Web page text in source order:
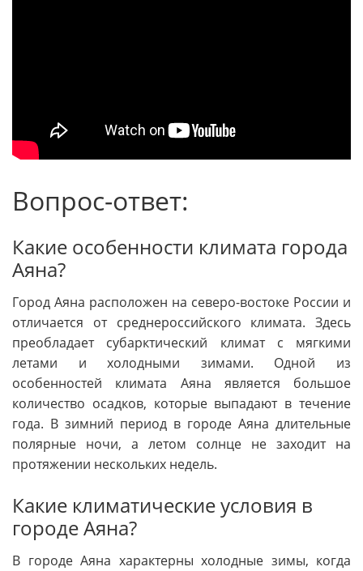
Вопрос-ответ:
Какие особенности климата города
Аяна?
Город Аяна расположен на северо-востоке России и
отличается от среднероссийского климата. Здесь
преобладает субарктический климат с мягкими
летами и холодными зимами. Одной из
особенностей климата Аяна является большое
количество осадков, которые выпадают в течение
года. В зимний период в городе Аяна длительные
полярные ночи, а летом солнце не заходит на
протяжении нескольких недель.
Какие климатические условия в
городе Аяна?
В городе Аяна характерны холодные зимы, когда